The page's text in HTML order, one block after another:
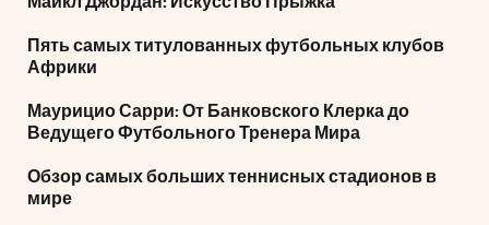
Пять самых титулованных футбольных клубов
Африки
Маурицио Сарри: От Банковского Клерка до
Ведущего Футбольного Тренера Мира
Обзор самых больших теннисных стадионов в
мире